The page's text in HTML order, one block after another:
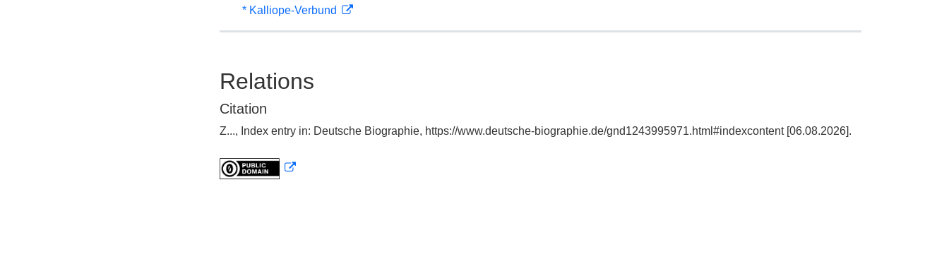
* Kalliope-Verbund
Relations
Citation
Z..., Index entry in: Deutsche Biographie, https://www.deutsche-biographie.de/gnd1243995971.html#indexcontent [06.08.2026].